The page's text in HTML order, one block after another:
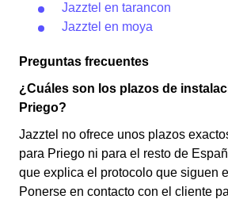
Jazztel en tarancon
Jazztel en moya
Preguntas frecuentes
¿Cuáles son los plazos de
Priego?
Jazztel no ofrece unos plazos
para Priego ni para el resto de
que explica el protocolo que siguen
Ponerse en contacto con el cliente